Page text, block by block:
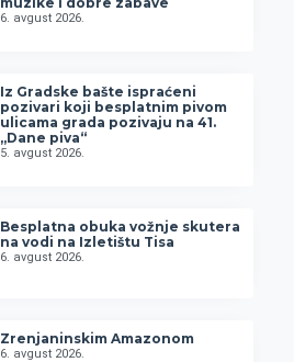
6. avgust 2026.
Iz Gradske bašte ispraćeni
pozivari koji besplatnim pivom
ulicama grada pozivaju na 41.
„Dane piva“
5. avgust 2026.
Besplatna obuka vožnje skutera
na vodi na Izletištu Tisa
6. avgust 2026.
Zrenjaninskim Amazonom
6. avgust 2026.